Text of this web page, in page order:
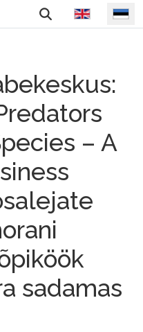
Vali keel
– A
sadamas